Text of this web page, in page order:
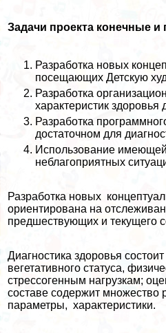
Задачи проекта конечные
Разработка новых
посещающих Детскую
Разработка
хаpaктеристик здоровья
Разработка
достаточном для
Использование
нeблагоприятных
Разработка новых
ориентирована на
предшествующих и текущего
Диагностика здоровья
вегетативного статуса,
стрессогенным нагрузкам;
составе содержит множество
параметры, хаpaктеристики.